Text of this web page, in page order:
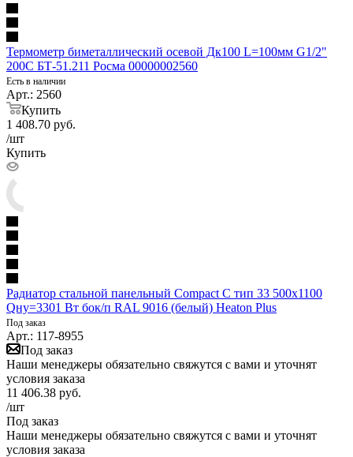
Термометр биметаллический осевой Дк100 L=100мм G1/2"
200С БТ-51.211 Росма 00000002560
Есть в наличии
Арт.: 2560
Купить
1 408.70 руб.
/шт
Купить
Радиатор стальной панельный Compact C тип 33 500х1100
Qну=3301 Вт бок/п RAL 9016 (белый) Heaton Plus
Под заказ
Арт.: 117-8955
Под заказ
Наши менеджеры обязательно свяжутся с вами и уточнят
условия заказа
11 406.38 руб.
/шт
Под заказ
Наши менеджеры обязательно свяжутся с вами и уточнят
условия заказа